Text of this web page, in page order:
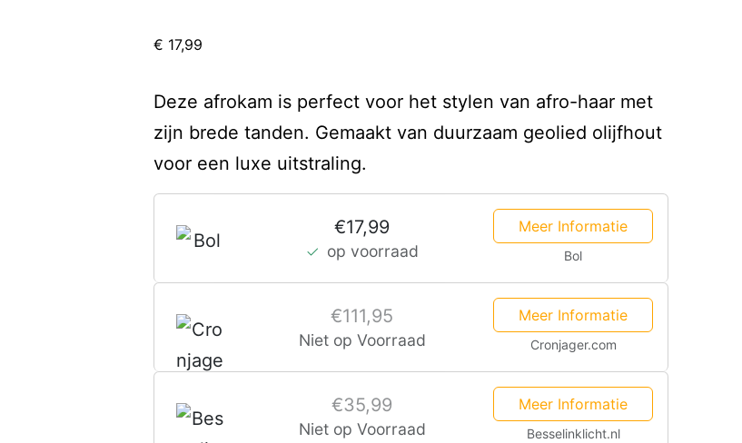
€ 17,99
Deze afrokam is perfect voor het stylen van afro-haar met
zijn brede tanden. Gemaakt van duurzaam geolied olijfhout
voor een luxe uitstraling.
€17,99
op voorraad
Meer Informatie
Bol
€111,95
Niet op Voorraad
Meer Informatie
Cronjager.com
€35,99
Niet op Voorraad
Meer Informatie
Besselinklicht.nl